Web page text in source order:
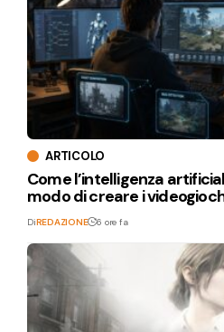
ARTICOLO
Come l’intelligenza
modo di creare i
DiREDAZIONE 6 ore fa